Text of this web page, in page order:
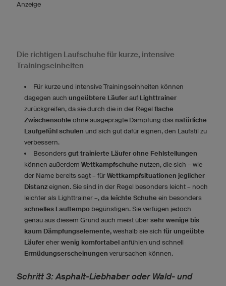
Anzeige
Die richtigen Laufschuhe für kurze, intensive
Trainingseinheiten
Für kurze und intensive Trainingseinheiten können
dagegen auch ungeübtere Läufer auf Lighttrainer
zurückgreifen, da sie durch die in der Regel flache
Zwischensohle ohne ausgeprägte Dämpfung das natürliche
Laufgefühl schulen und sich gut dafür eignen, den Laufstil zu
verbessern.
Besonders gut trainierte Läufer ohne Fehlstellungen
können außerdem Wettkampfschuhe nutzen, die sich – wie
der Name bereits sagt – für Wettkampfsituationen jeglicher
Distanz eignen. Sie sind in der Regel besonders leicht – noch
leichter als Lighttrainer –, da leichte Schuhe ein besonders
schnelles Lauftempo begünstigen. Sie verfügen jedoch
genau aus diesem Grund auch meist über sehr wenige bis
kaum Dämpfungselemente, weshalb sie sich für ungeübte
Läufer eher wenig komfortabel anfühlen und schnell
Ermüdungserscheinungen verursachen können.
Schritt 3: Asphalt-Liebhaber oder Wald- und